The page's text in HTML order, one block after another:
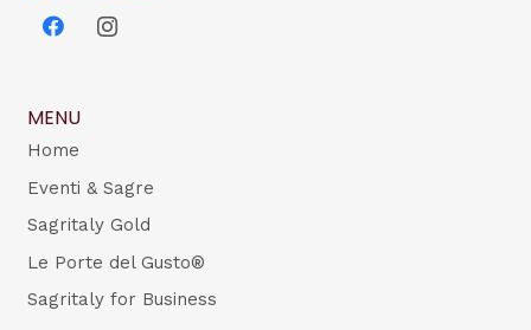
MENU
Home
Eventi & Sagre
Sagritaly Gold
Le Porte del Gusto®
Sagritaly for Business